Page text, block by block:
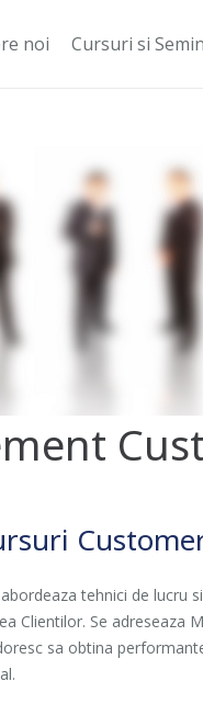
noi Cursuri si
tehnici de lucru
Clientilor. Se adreseaza
sa obtina